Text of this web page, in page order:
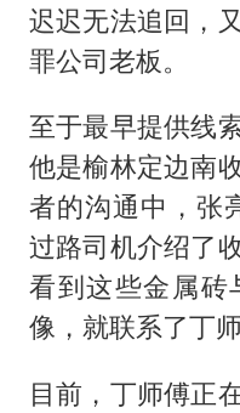
迟迟无法追回，
罪公司老板。
至于最早提供线
他是榆林定边南
者的沟通中，张
过路司机介绍了
看到这些金属砖
像，就联系了丁
目前，丁师傅正